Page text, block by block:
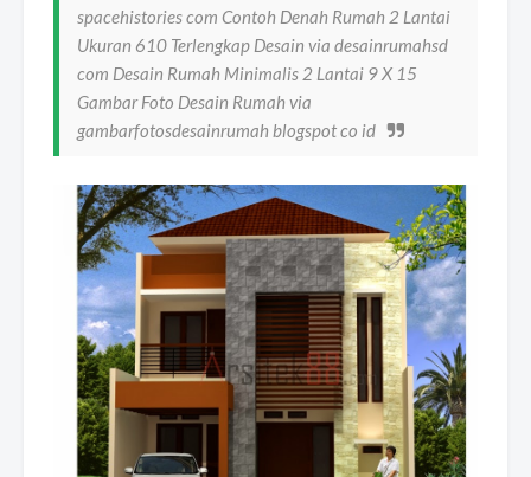
spacehistories com Contoh Denah Rumah 2 Lantai
Ukuran 610 Terlengkap Desain via desainrumahsd
com Desain Rumah Minimalis 2 Lantai 9 X 15
Gambar Foto Desain Rumah via
gambarfotosdesainrumah blogspot co id